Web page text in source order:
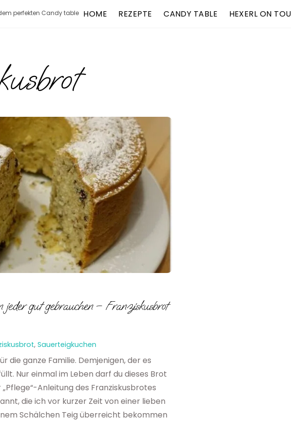
perfekten Candy table HOME REZEPTE CANDY TABLE HEXERL ON
jeder gut gebrauchen – Franziskusbrot
, Sauerteigkuchen
die ganze Familie. Demjenigen, der es
Nur einmal im Leben darf du dieses Brot
Anleitung des Franziskusbrotes
die ich vor kurzer Zeit von einer lieben
Schälchen Teig überreicht bekommen